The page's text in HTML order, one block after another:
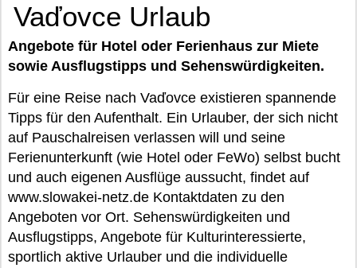
Vaďovce Urlaub
Angebote für Hotel oder Ferienhaus zur Miete
sowie Ausflugstipps und Sehenswürdigkeiten.
Für eine Reise nach Vaďovce existieren spannende
Tipps für den Aufenthalt. Ein Urlauber, der sich nicht
auf Pauschalreisen verlassen will und seine
Ferienunterkunft (wie Hotel oder FeWo) selbst bucht
und auch eigenen Ausflüge aussucht, findet auf
www.slowakei-netz.de Kontaktdaten zu den
Angeboten vor Ort. Sehenswürdigkeiten und
Ausflugstipps, Angebote für Kulturinteressierte,
sportlich aktive Urlauber und die individuelle